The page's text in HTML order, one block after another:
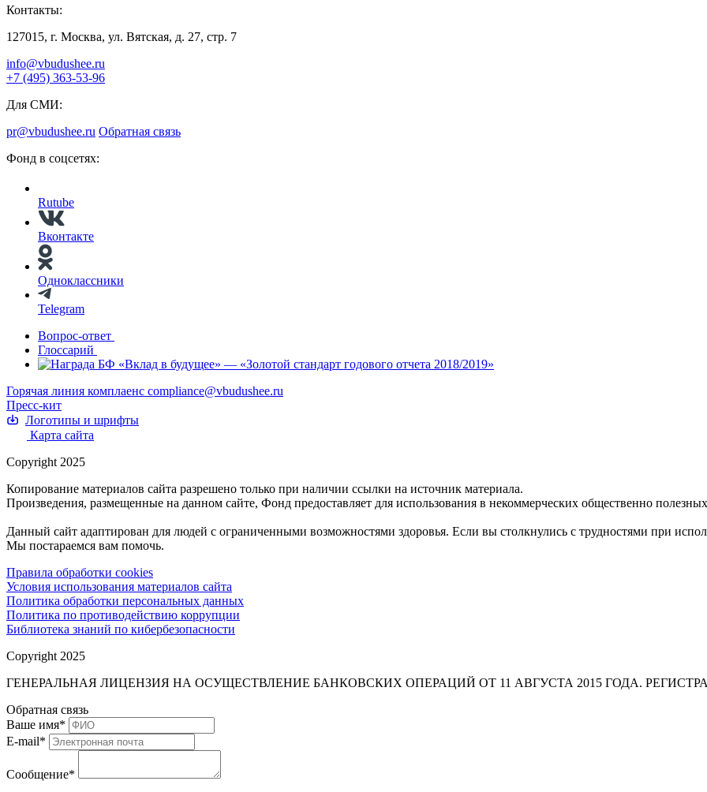
Контакты:
127015, г. Москва, ул. Вятская, д. 27, стр. 7
info@vbudushee.ru
+7 (495) 363-53-96
Для СМИ:
pr@vbudushee.ru Обратная связь
Фонд в соцсетях:
Rutube
Вконтакте
Одноклассники
Telegram
Вопрос-ответ
Глоссарий
Горячая линия комплаенс compliance@vbudushee.ru
Пресс-кит
Логотипы и шрифты
Карта сайта
Copyright 2025
Копирование материалов сайта разрешено только при наличии ссылки на источник материала.
Произведения, размещенные на данном сайте, Фонд предоставляет для использования в некоммерческих общественно
Данный сайт адаптирован для людей с ограниченными возможностями здоровья. Если вы столкнулись с трудностями при
Мы постараемся вам помочь.
Правила обработки cookies
Условия использования материалов сайта
Политика обработки персональных данных
Политика по противодействию коррупции
Библиотека знаний по кибербезопасности
Copyright 2025
ГЕНЕРАЛЬНАЯ ЛИЦЕНЗИЯ НА ОСУЩЕСТВЛЕНИЕ БАНКОВСКИХ ОПЕРАЦИЙ ОТ 11 АВГУСТА 2015 ГОДА.
Обратная связь
Ваше имя*
E-mail*
Сообщение*